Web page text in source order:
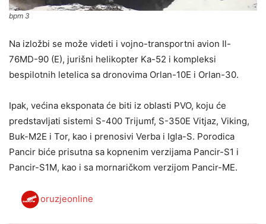
bpm 3
Na izložbi se može videti i vojno-transportni avion Il-
76MD-90 (E), jurišni helikopter Ka-52 i kompleksi
bespilotnih letelica sa dronovima Orlan-10E i Orlan-30.
Ipak, većina eksponata će biti iz oblasti PVO, koju će
predstavljati sistemi S-400 Trijumf, S-350E Vitjaz, Viking,
Buk-M2E i Tor, kao i prenosivi Verba i Igla-S. Porodica
Pancir biće prisutna sa kopnenim verzijama Pancir-S1 i
Pancir-S1M, kao i sa mornaričkom verzijom Pancir-ME.
oruzjeonline